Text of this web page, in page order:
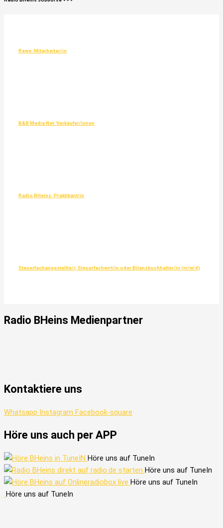
Rewe: Mitarbeiter/in
B&B Media Net: Verkäufer/innen
Radio BHeins: Praktikant/in
Steuerfachangestellte/r, Steuerfachwirt/in oder Bilanzbuchhalter/in (m/w/d)
Radio BHeins Medienpartner
Kontaktiere uns
Whatsapp Instagram Facebook-square
Höre uns auch per APP
Höre uns auf TuneIn
Höre uns auf TuneIn
Höre uns auf TuneIn
Höre uns auf TuneIn